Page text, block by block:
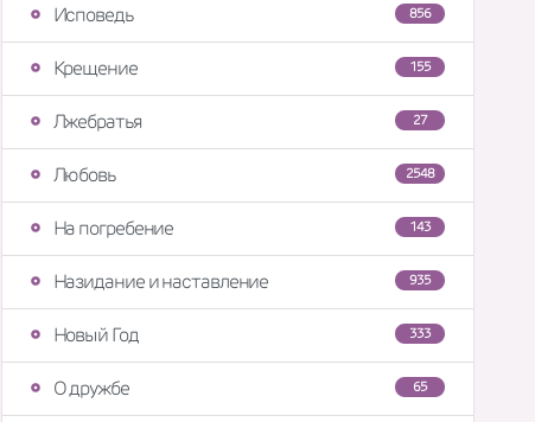
856
Исповедь
155
Крещение
27
Лжебратья
2548
Любовь
143
На погребение
935
Назидание и наставление
333
Новый Год
65
О дружбе